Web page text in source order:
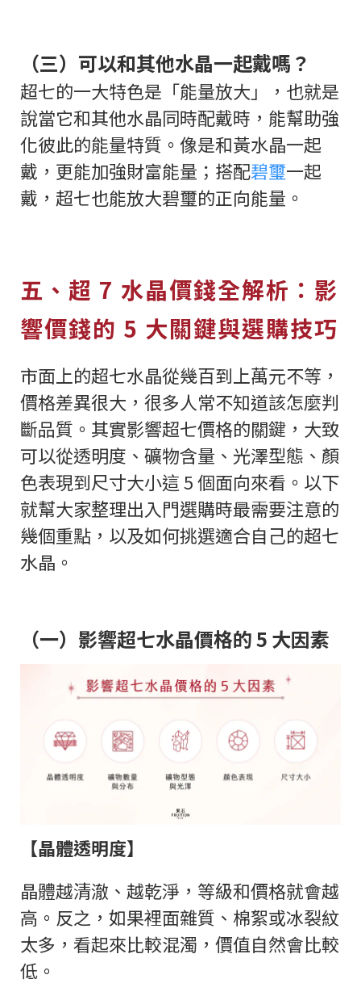
（三）可以和其他水晶一起戴嗎？
超七的一大特色是「能量放大」，也就是
說當它和其他水晶同時配戴時，能幫助強
化彼此的能量特質。像是和黃水晶一起
戴，更能加強財富能量；搭配碧璽一起
戴，超七也能放大碧璽的正向能量。
五、超 7 水晶價錢全解析：影
響價錢的 5 大關鍵與選購技巧
市面上的超七水晶從幾百到上萬元不等，
價格差異很大，很多人常不知道該怎麼判
斷品質。其實影響超七價格的關鍵，大致
可以從透明度、礦物含量、光澤型態、顏
色表現到尺寸大小這 5 個面向來看。以下
就幫大家整理出入門選購時最需要注意的
幾個重點，以及如何挑選適合自己的超七
水晶。
（一）影響超七水晶價格的 5 大因素
【晶體透明度】
晶體越清澈、越乾淨，等級和價格就會越
高。反之，如果裡面雜質、棉絮或冰裂紋
太多，看起來比較混濁，價值自然會比較
低。